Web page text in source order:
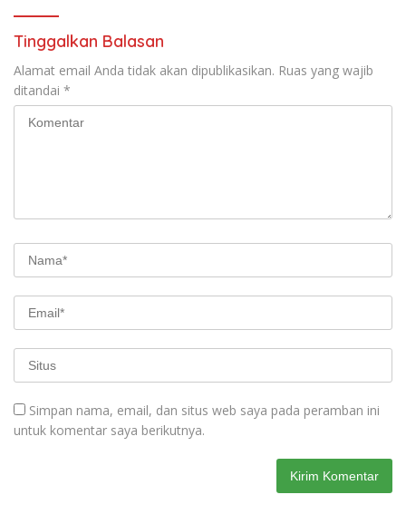
Tinggalkan Balasan
Alamat email Anda tidak akan dipublikasikan. Ruas yang wajib
ditandai *
Simpan nama, email, dan situs web saya pada peramban ini
untuk komentar saya berikutnya.